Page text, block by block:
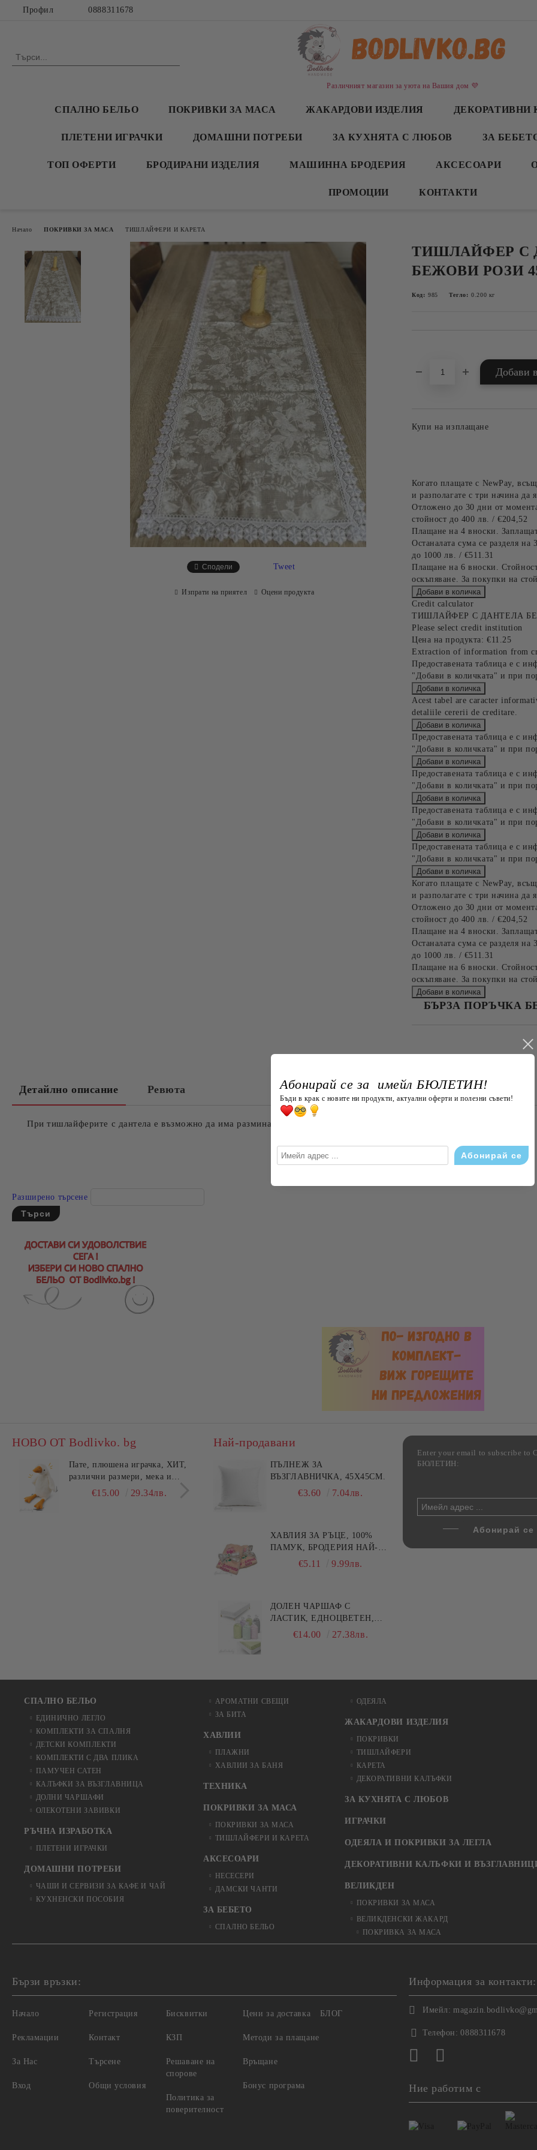
Профил 0888311678
Различният магазин за уюта на Вашия дом 💜
СПАЛНО БЕЛЬО ПОКРИВКИ ЗА МАСА ЖАКАРДОВИ ИЗДЕЛИЯ ДЕКОРАТИВНИ
ПЛЕТЕНИ ИГРАЧКИ ДОМАШНИ ПОТРЕБИ ЗА КУХНЯТА С ЛЮБОВ ЗА
ТОП ОФЕРТИ БРОДИРАНИ ИЗДЕЛИЯ МАШИННА БРОДЕРИЯ АКСЕСОАРИ
ПРОМОЦИИ КОНТАКТИ
Начало ПОКРИВКИ ЗА МАСА ТИШЛАЙФЕРИ И КАРЕТА
ТИШЛАЙФЕР С
БЕЖОВИ РОЗИ
Код: 985 Тегло: 0.200 кг
Купи на изплащане
Когато плащате с NewPay,
и разполагате с три начина да
Отложено до 30 дни от
стойност до 400 лв. / €204,52
Плащане на 4 вноски.
Останалата сума се разделя
до 1000 лв. / €511.31
Плащане на 6 вноски.
оскъпяване. За покупки на
Credit calculator
ТИШЛАЙФЕР С ДАНТЕЛА
Please select credit institution
Цена на продукта: €11.25
Extraction of information from
Предоставената таблица е с
"Добави в количката" и при
Acest tabel are caracter
detaliile cererii de creditare.
Предоставената таблица е с
"Добави в количката" и при
Предоставената таблица е с
"Добави в количката" и при
Предоставената таблица е с
"Добави в количката" и при
Предоставената таблица е с
"Добави в количката" и при
Когато плащате с NewPay,
и разполагате с три начина да
Отложено до 30 дни от
стойност до 400 лв. / €204,52
Плащане на 4 вноски.
Останалата сума се разделя
до 1000 лв. / €511.31
Плащане на 6 вноски.
оскъпяване. За покупки на
БЪРЗА ПОРЪЧКА
Сподели Tweet
Изпрати на приятел Оцени продукта
Детайлно описание Ревюта
При тишлайферите с дантела е възможно да има разминаване във вида на дантелата.
Разширено търсене
НОВО ОТ Bodlivko. bg
Пате, плюшена играчка, ХИТ,
различни размери, мека и
гушлива€15.00 29.34лв.
Калъфка за възглавница ,
едноцветна, 100% памук,
различни цветове по избор
€4.00 7.82лв.
Комплект за алкохолни
Най-продавани
ПЪЛНЕЖ ЗА
ВЪЗГЛАВНИЧКА, 45X45СМ.
€3.60 7.04лв.
ХАВЛИЯ ЗА РЪЦЕ, 100%
ПАМУК, БРОДЕРИЯ НАЙ-
ДОБАРАТА МАЙКА/БАБА ,
€5.11 9.99лв.
ДОЛЕН ЧАРШАФ С
ЛАСТИК, ЕДНОЦВЕТЕН,
100% ПАМУК, РАЗЛИЧНИ
€14.00 27.38лв.
Enter your email to subscribe
БЮЛЕТИН:
СПАЛНО БЕЛЬО
ЕДИНИЧНО ЛЕГЛО
КОМПЛЕКТИ ЗА СПАЛНЯ
ДЕТСКИ КОМПЛЕКТИ
КОМПЛЕКТИ С ДВА ПЛИКА
ПАМУЧЕН САТЕН
КАЛЪФКИ ЗА ВЪЗГЛАВНИЦА
ДОЛНИ ЧАРШАФИ
ОЛЕКОТЕНИ ЗАВИВКИ
РЪЧНА ИЗРАБОТКА
ПЛЕТЕНИ ИГРАЧКИ
ДОМАШНИ ПОТРЕБИ
ЧАШИ И СЕРВИЗИ ЗА КАФЕ И ЧАЙ
КУХНЕНСКИ ПОСОБИЯ
АРОМАТНИ СВЕЩИ
ЗА БИТА
ХАВЛИИ
ПЛАЖНИ
ХАВЛИИ ЗА БАНЯ
ТЕХНИКА
ПОКРИВКИ ЗА МАСА
ПОКРИВКИ ЗА МАСА
ТИШЛАЙФЕРИ И КАРЕТА
АКСЕСОАРИ
НЕСЕСЕРИ
ДАМСКИ ЧАНТИ
ЗА БЕБЕТО
СПАЛНО БЕЛЬО
ОДЕЯЛА
ЖАКАРДОВИ ИЗДЕЛИЯ
ПОКРИВКИ
ТИШЛАЙФЕРИ
КАРЕТА
ДЕКОРАТИВНИ КАЛЪФКИ
ЗА КУХНЯТА С ЛЮБОВ
ИГРАЧКИ
ОДЕЯЛА И ПОКРИВКИ ЗА ЛЕГЛА
ДЕКОРАТИВНИ КАЛЪФКИ И
ВЕЛИКДЕН
ПОКРИВКИ ЗА МАСА
ВЕЛИКДЕНСКИ ЖАКАРД
ПОКРИВКА ЗА МАСА
Бързи връзки:
Начало
Рекламации
За Нас
Вход
Регистрация
Контакт
Търсене
Общи условия
Бисквитки
КЗП
Решаване на
спорове
Политика за
поверителност
Цени за доставка
Методи за плащане
Връщане
Бонус програма
БЛОГ
Информация за контакти:
Имейл:
Телефон: 0888311678
Ние работим с
Абонирай се за имейл БЮЛЕТИН!
Бъди в крак с новите ни продукти, актуални оферти и полезни съвети!